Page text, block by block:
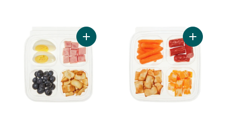
Ajouter Trousse de collation Délici-œuf
Ajouter